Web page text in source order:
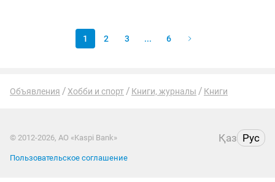
1 2 3 ... 6
Объявления Хобби и спорт Книги, журналы Книги
© 2012-2026, АО «Kaspi Bank» Қаз Рус
Пользовательское соглашение